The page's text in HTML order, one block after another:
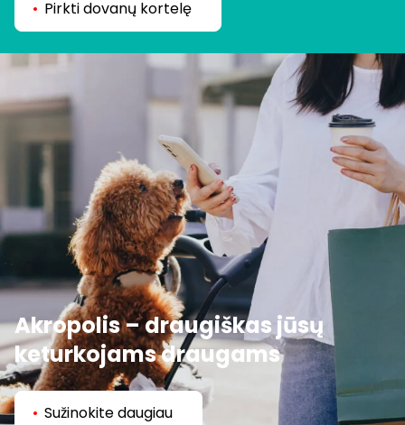
Pirkti dovanų kortelę
Akropolis – draugiškas jūsų
keturkojams draugams
Sužinokite daugiau